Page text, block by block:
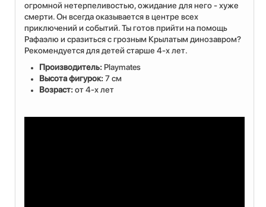
огромной нетерпеливостью, ожидание для него - хуже
смерти. Он всегда оказывается в центре всех
приключений и событий. Ты готов прийти на помощь
Рафаэлю и сразиться с грозным Крылатым динозавром?
Рекомендуется для детей старше 4-х лет.
Производитель: Playmates
Высота фигурок:7 см
Возраст:от 4-х лет